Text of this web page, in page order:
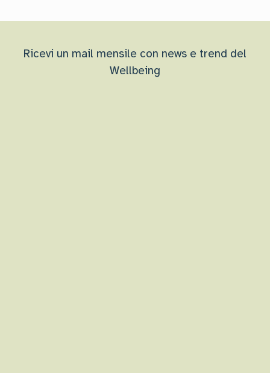
Ricevi un mail mensile con news e trend del
Wellbeing